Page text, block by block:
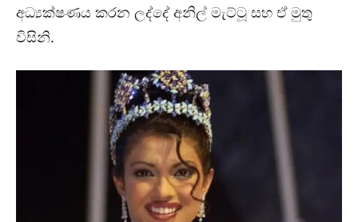
අධ්‍යක්ෂණය කරන ලද්දේ අනිල් මැට්ටූ සහ ඒ මුතු
විසිනි.